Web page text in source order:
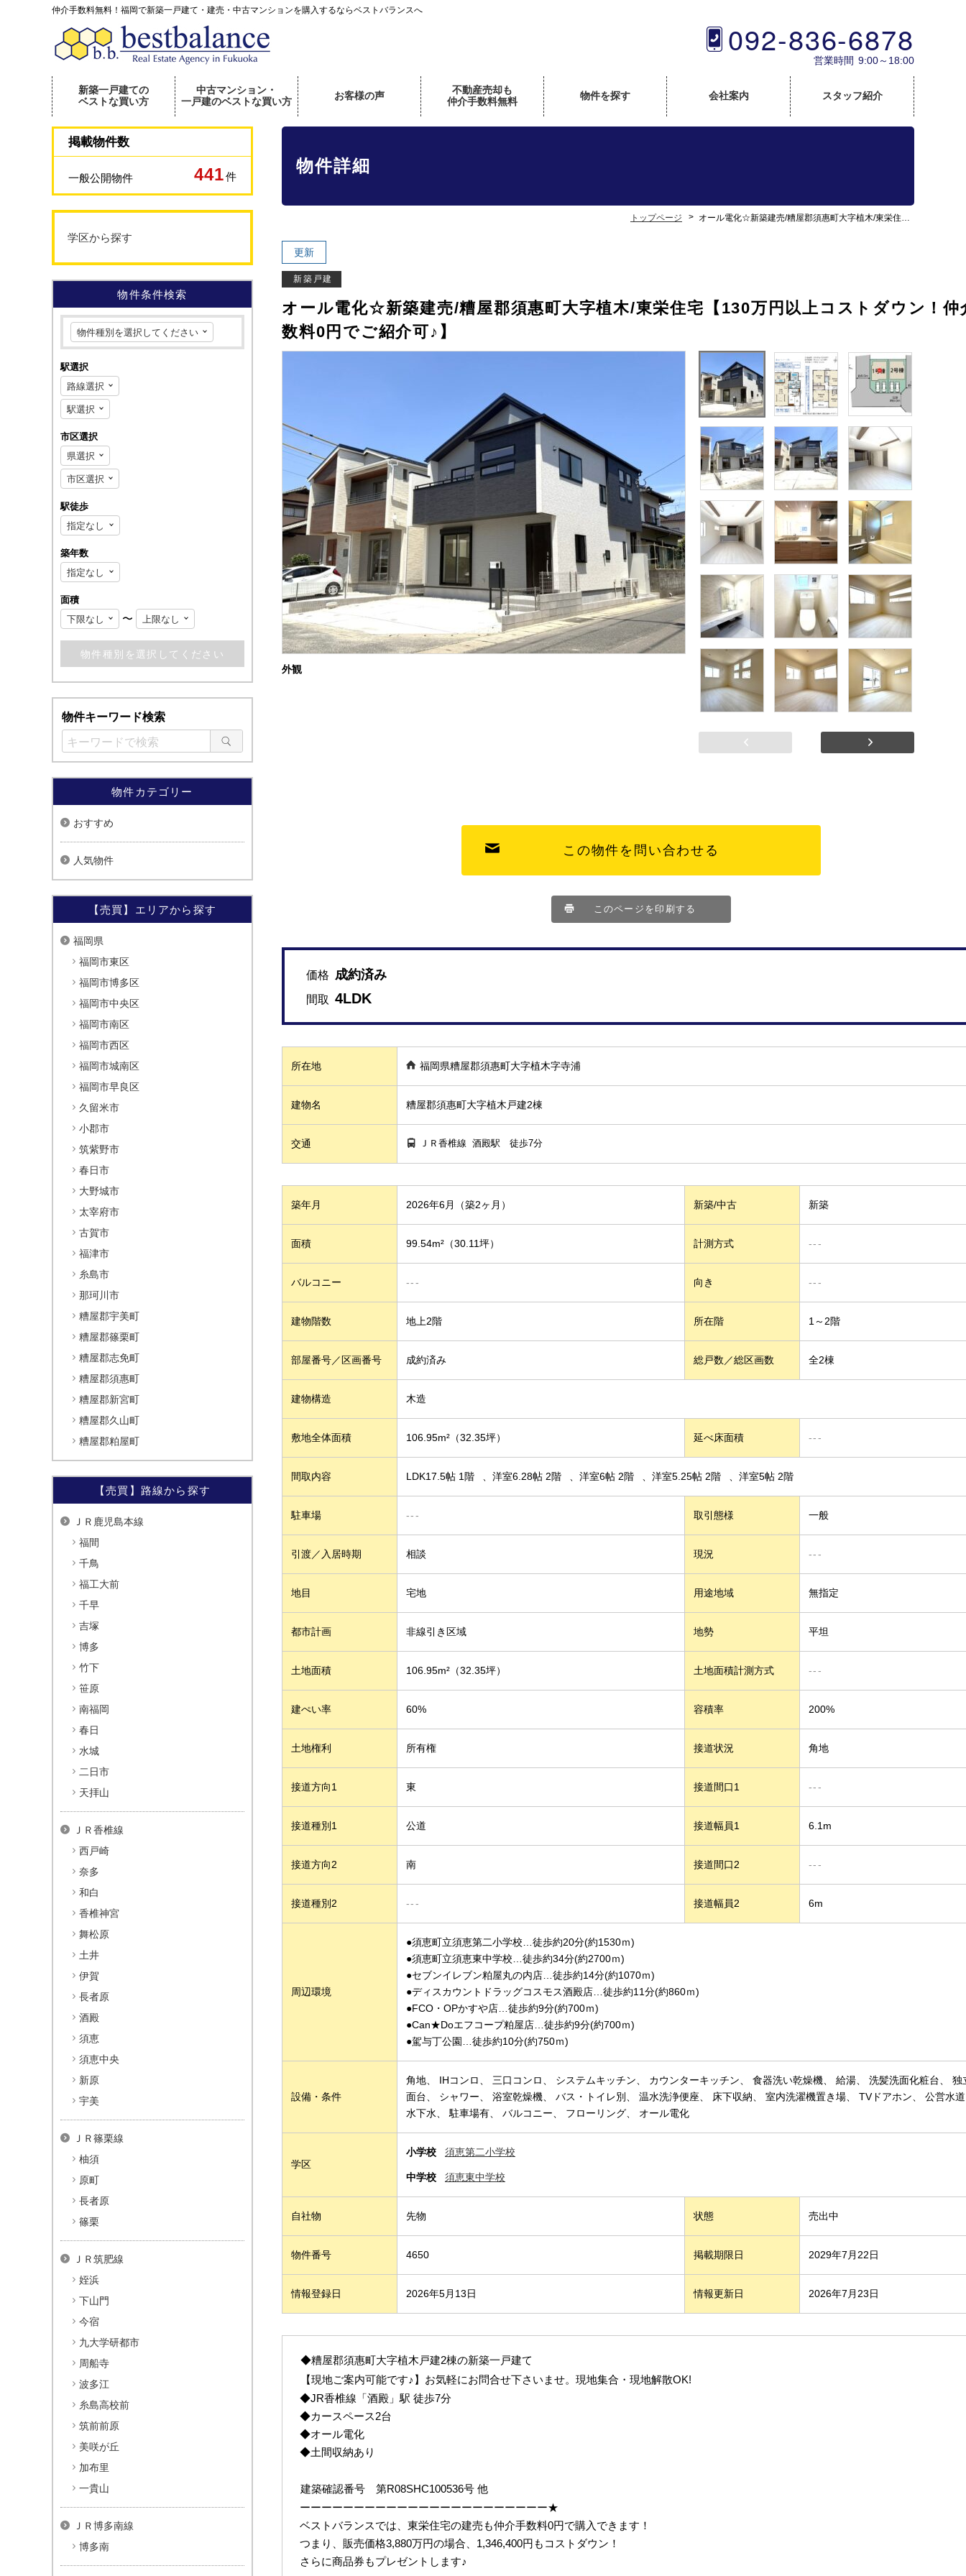
仲介手数料無料！福岡で新築一戸建て・建売・中古マンションを購入するならベストバランスへ
092-836-6878
営業時間 9:00～18:00
新築一戸建ての
ベストな買い方
中古マンション・
一戸建のベストな買い方
お客様の声
不動産売却も
仲介手数料無料
物件を探す 会社案内 スタッフ紹介
物件詳細
トップページ オール電化☆新築建売/糟屋郡須惠町大字植木/東栄住宅【130万円以上コストダウン！仲介手数料0円でご紹介可♪】
更新
新築戸建
オール電化☆新築建売/糟屋郡須惠町大字植木/東栄住宅【130万円以上コストダウン！仲
数料0円でご紹介可♪】
外観
この物件を問い合わせる
このページを印刷する
価格 成約済み
間取 4LDK
所在地 福岡県糟屋郡須惠町大字植木字寺浦
建物名 糟屋郡須惠町大字植木戸建2棟
交通 ＪＲ香椎線 酒殿駅 徒歩7分
築年月 2026年6月（築2ヶ月） 新築/中古 新築
面積 99.54m² （30.11坪） 計測方式 ---
バルコニー --- 向き ---
建物階数 地上2階 所在階 1～2階
部屋番号／区画番号 成約済み 総戸数／総区画数 全2棟
建物構造 木造
敷地全体面積 106.95m² （32.35坪） 延べ床面積 ---
間取内容 LDK17.5帖 1階 洋室6.28帖 2階 洋室6帖 2階 洋室5.25帖 2階 洋室5帖 2階
駐車場 --- 取引態様 一般
引渡／入居時期 相談 現況 ---
地目 宅地 用途地域 無指定
都市計画 非線引き区域 地勢 平坦
土地面積 106.95m² （32.35坪） 土地面積計測方式 ---
建ぺい率 60% 容積率 200%
土地権利 所有権 接道状況 角地
接道方向1 東 接道間口1 ---
接道種別1 公道 接道幅員1 6.1m
接道方向2 南 接道間口2 ---
接道種別2 --- 接道幅員2 6m
周辺環境
●須恵町立須恵第二小学校…徒歩約20分(約1530ｍ)
●須恵町立須恵東中学校…徒歩約34分(約2700ｍ)
●セブンイレブン粕屋丸の内店…徒歩約14分(約1070ｍ)
●ディスカウントドラッグコスモス酒殿店…徒歩約11分(約860ｍ)
●FCO・OPかすや店…徒歩約9分(約700ｍ)
●Can★Doエフコープ粕屋店…徒歩約9分(約700ｍ)
●駕与丁公園…徒歩約10分(約750ｍ)
設備・条件
角地 IHコンロ 三口コンロ システムキッチン カウンターキッチン 食器洗い乾燥機 給湯 洗髪洗面化粧台
独
面台
シャワー 浴室乾燥機 バス・トイレ別 温水洗浄便座 床下収納 室内洗濯機置き場 TVドアホン
公営水道
水下水
駐車場有 バルコニー フローリング オール電化
学区
小学校 須恵第二小学校
中学校 須恵東中学校
自社物 先物 状態 売出中
物件番号 4650 掲載期限日 2029年7月22日
情報登録日 2026年5月13日 情報更新日 2026年7月23日
◆糟屋郡須惠町大字植木戸建2棟の新築一戸建て
【現地ご案内可能です♪】お気軽にお問合せ下さいませ。現地集合・現地解散OK!
◆JR香椎線「酒殿 」駅 徒歩7分
◆カースペース2台
◆オール電化
◆土間収納あり
建築確認番号 第R08SHC100536号 他
ーーーーーーーーーーーーーーーーーーーーーーー★
ベストバランスでは、東栄住宅の建売も仲介手数料0円で購入できます！
つまり、販売価格3,880万円の場合、1,346,400円もコストダウン！
さらに商品券もプレゼントします♪
掲載物件数
一般公開物件 441件
学区から探す
物件条件検索
駅選択
市区選択
駅徒歩
築年数
面積
〜
物件キーワード検索
物件カテゴリー
おすすめ
人気物件
【売買】エリアから探す
福岡県
福岡市東区
福岡市博多区
福岡市中央区
福岡市南区
福岡市西区
福岡市城南区
福岡市早良区
久留米市
小郡市
筑紫野市
春日市
大野城市
太宰府市
古賀市
福津市
糸島市
那珂川市
糟屋郡宇美町
糟屋郡篠栗町
糟屋郡志免町
糟屋郡須惠町
糟屋郡新宮町
糟屋郡久山町
糟屋郡粕屋町
【売買】路線から探す
ＪＲ鹿児島本線
福間
千鳥
福工大前
千早
吉塚
博多
竹下
笹原
南福岡
春日
水城
二日市
天拝山
ＪＲ香椎線
西戸崎
奈多
和白
香椎神宮
舞松原
土井
伊賀
長者原
酒殿
須恵
須恵中央
新原
宇美
ＪＲ篠栗線
柚須
原町
長者原
篠栗
ＪＲ筑肥線
姪浜
下山門
今宿
九大学研都市
周船寺
波多江
糸島高校前
筑前前原
美咲が丘
加布里
一貴山
ＪＲ博多南線
博多南